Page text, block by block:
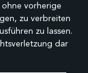
vorherige
zu verbreiten
zu lassen.
dar